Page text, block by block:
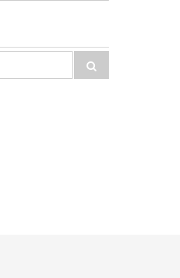
索